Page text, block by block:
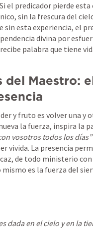
el predicador pierde esta
sin la frescura del
sin esta experiencia, el
divina por
palabra que tiene
del Maestro:
y fruto es volver una y
la fuerza, inspira la
vosotros todos los días”
vivida. La presencia
de todo ministerio
es la fuerza del
dada en el cielo y en la